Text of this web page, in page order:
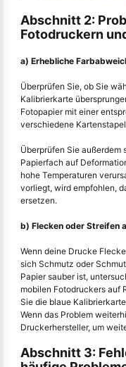
Abschnitt 2:
Fotodruckern
a) Erhebliche
Überprüfen Sie, ob Sie
Kalibrierkarte
Fotopapier mit einer
verschiedene
Überprüfen Sie außerdem
Papierfach auf
hohe Temperaturen
vorliegt, wird empfohlen,
ersetzen.
b) Flecken oder Streifen
Wenn deine Drucke
sich Schmutz oder
Papier sauber ist,
mobilen Fotodruckers auf
Sie die blaue
Wenn das Problem
Druckerhersteller, um
Abschnitt 3: